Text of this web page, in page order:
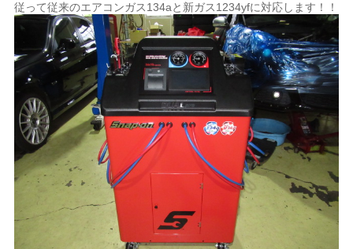
従って従来のエアコンガス134aと新ガス1234yfに対応します！！